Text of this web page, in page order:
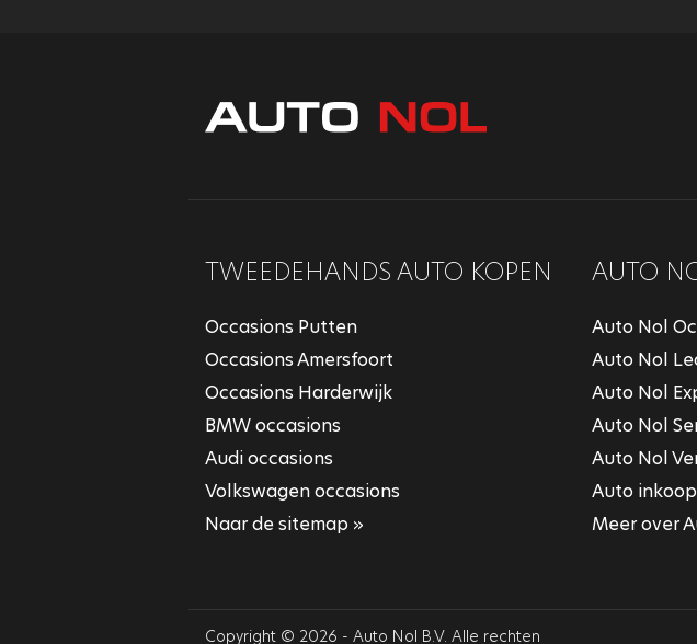
TWEEDEHANDS AUTO KOPEN
Occasions Putten
Occasions Amersfoort
Occasions Harderwijk
BMW occasions
Audi occasions
Volkswagen occasions
Naar de sitemap »
AUTO
Auto Nol
Auto Nol
Auto Nol
Auto Nol
Auto Nol
Auto inkoop
Meer over
Copyright © 2026 - Auto Nol B.V. Alle rechten